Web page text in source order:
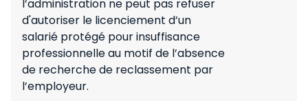
l’administration ne peut pas refuser
d'autoriser le licenciement d’un
salarié protégé pour insuffisance
professionnelle au motif de l’absence
de recherche de reclassement par
l’employeur.